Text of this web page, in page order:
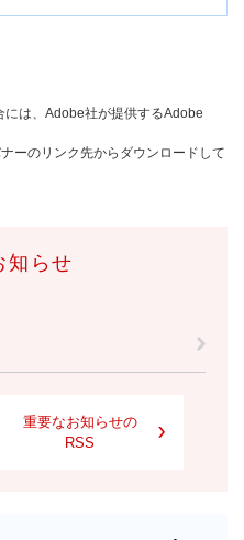
には、Adobe社が提供するAdobe
ーのリンク先からダウンロードして
知らせ
重要なお知らせの
RSS